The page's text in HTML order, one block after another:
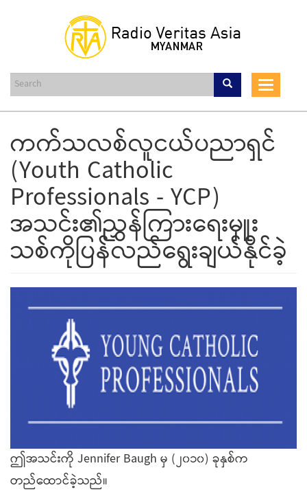
content
Toggle
ကက်သလစ်လူငယ်ပညာရှင်
(Youth Catholic
Professionals - YCP)
အသင်း၏ညွှန်ကြားရေးမှူး
သစ်ကိုပြန်လည်ရွေးချယ်နိုင်ခဲ့
ဤအသင်းကို Jennifer Baugh မှ (၂၀၁၀) ခုနှစ်က
တည်ထောင်ခဲ့သည်။